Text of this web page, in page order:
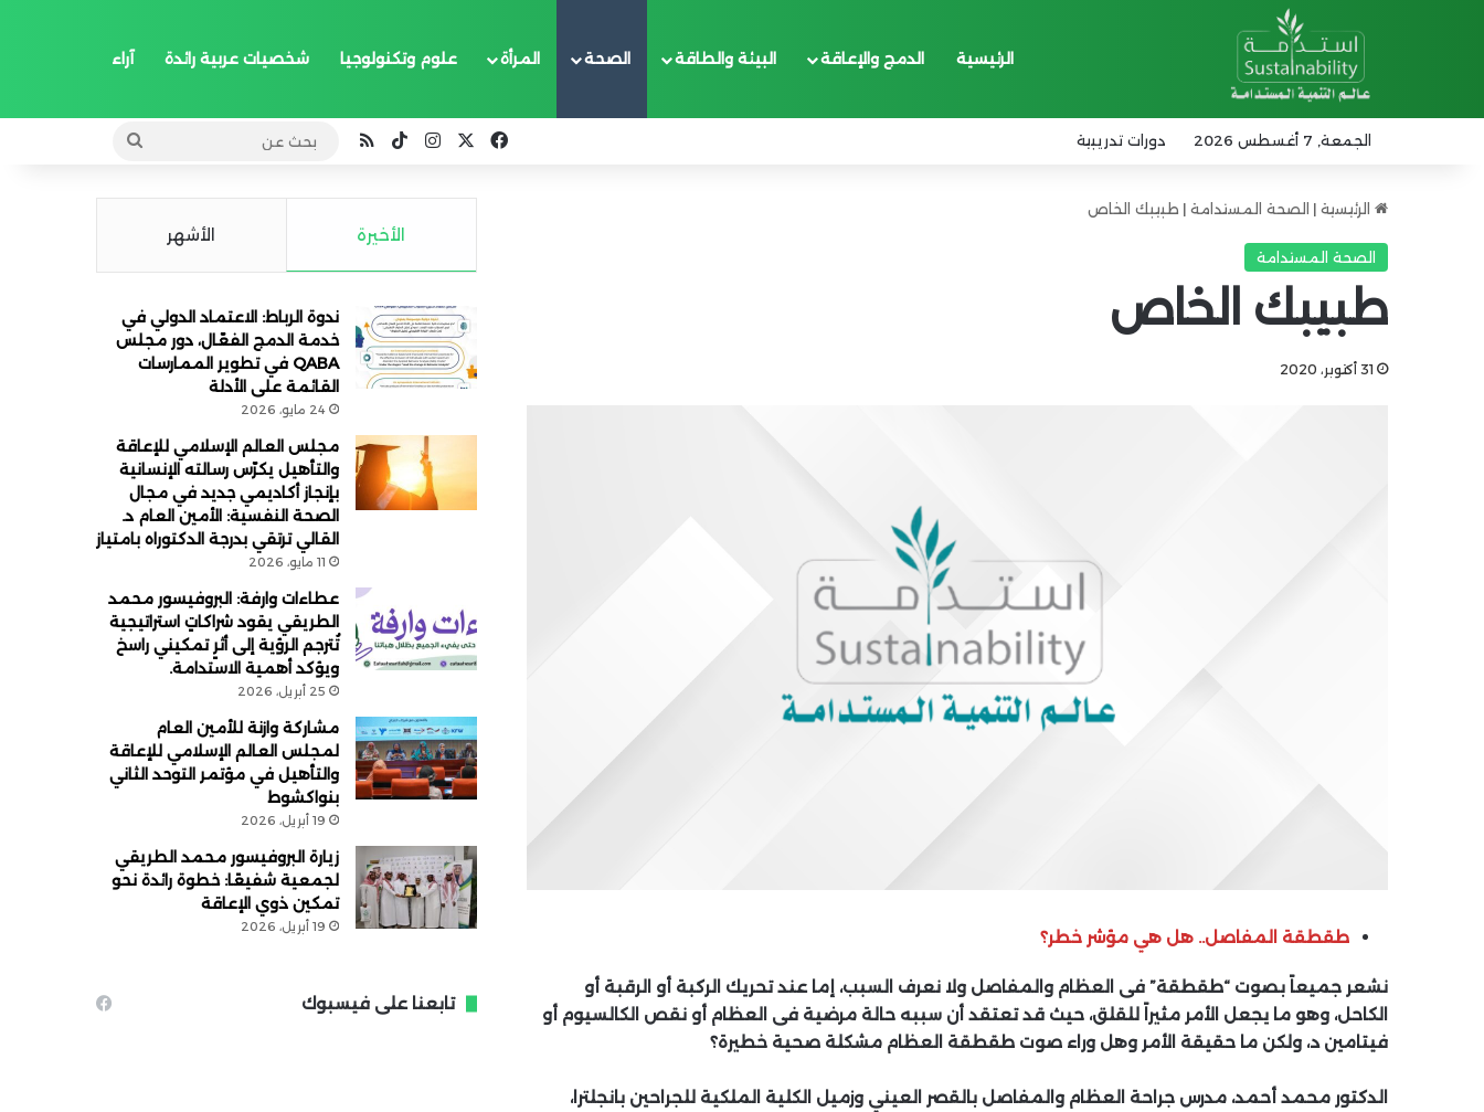
الرئيسية الدمج والإعاقة البيئة والطاقة الصحة المرأة علوم وتكنولوجيا شخصيات عربية رائدة آراء
الجمعة, 7 أغسطس 2026 دورات تدريبية فيسبوكانستقرام
‫TikTokملخص الموقع RSS
بحث
الرئيسية | الصحة المستدامة | طبيبك الخاص
الصحة المستدامة
طبيبك الخاص
31 أكتوبر، 2020
طقطقة المفاصل.. هل هي مؤشر خطر؟
نشعر جميعاً بصوت “طقطقة” فى العظام والمفاصل ولا نعرف السبب، إما عند تحريك الركبة أو الرقبة أو
الكاحل، وهو ما يجعل الأمر مثيراً للقلق، حيث قد تعتقد أن سببه حالة مرضية فى العظام أو نقص الكالسيوم أو
فيتامين د، ولكن ما حقيقة الأمر وهل وراء صوت طقطقة العظام مشكلة صحية خطيرة؟
الدكتور محمد أحمد، مدرس جراحة العظام والمفاصل بالقصر العيني وزميل الكلية الملكية للجراحين بانجلترا،
الأخيرة الأشهر
ندوة الرباط: الاعتماد الدولي في
خدمة الدمج الفعّال، دور مجلس
QABA في تطوير الممارسات
القائمة على الأدلة
24 مايو، 2026
مجلس العالم الإسلامي للإعاقة
والتأهيل يكرّس رسالته الإنسانية
بإنجاز أكاديمي جديد في مجال
الصحة النفسية: الأمين العام د.
القالي ترتقي بدرجة الدكتوراه بامتياز
11 مايو، 2026
عطاءات وارفة: البروفيسور محمد
الطريقي يقود شراكاتٍ استراتيجية
تُترجم الرؤية إلى أثرٍ تمكيني راسخ
ويؤكد أهمية الاستدامة.
25 أبريل، 2026
مشاركة وازنة للأمين العام
لمجلس العالم الإسلامي للإعاقة
والتأهيل في مؤتمر التوحد الثاني
بنواكشوط
19 أبريل، 2026
زيارة البروفيسور محمد الطريقي
لجمعية شفيعًا: خطوة رائدة نحو
تمكين ذوي الإعاقة
19 أبريل، 2026
تابعنا على فيسبوك